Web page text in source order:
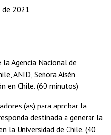
de 2021
Agencia Nacional de
ANID, Señora Aisén
en Chile. (60 minutos)
(as) para aprobar la
destinada a generar la
la Universidad de Chile. (40